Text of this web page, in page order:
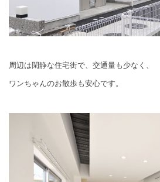
周辺は閑静な住宅街で、交通量も少なく、
ワンちゃんのお散歩も安心です。